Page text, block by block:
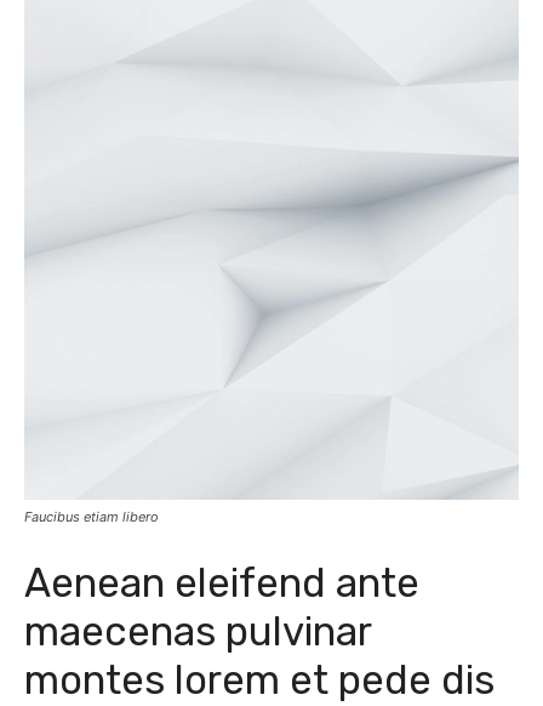
Faucibus etiam libero
Aenean eleifend ante
maecenas pulvinar
montes lorem et pede dis